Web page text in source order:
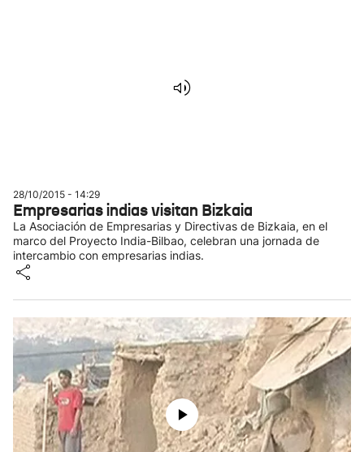
28/10/2015 - 14:29
Empresarias indias visitan Bizkaia
La Asociación de Empresarias y Directivas de Bizkaia, en el
marco del Proyecto India-Bilbao, celebran una jornada de
intercambio con empresarias indias.